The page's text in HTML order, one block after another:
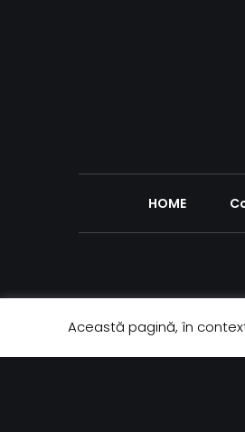
HOME
Această pagină, în